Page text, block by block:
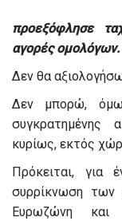
προεξόφλησε
αγορές ομολόγων.
Δεν θα
Δεν μπορώ,
συγκρατημένης
κυρίως, εκτός
Πρόκειται, για
συρρίκνωση
Ευρωζώνη